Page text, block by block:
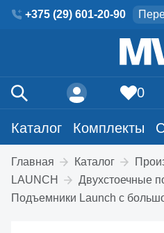
+375 (29) 601-20-90
Каталог Комплекты
0
Главная Каталог
LAUNCH
Двухстоечные
Подъемники Launch с